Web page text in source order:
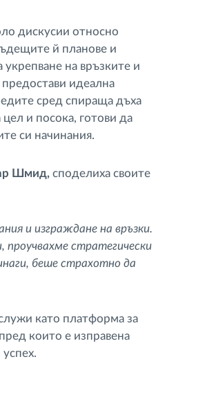
дискусии относно
й планове и
на връзките и
идеална
сред спираща дъха
и посока, готови да
си начинания.
Шмид, споделиха своите
и изграждане на връзки.
проучвахме стратегически
беше страхотно да
като платформа за
които е изправена